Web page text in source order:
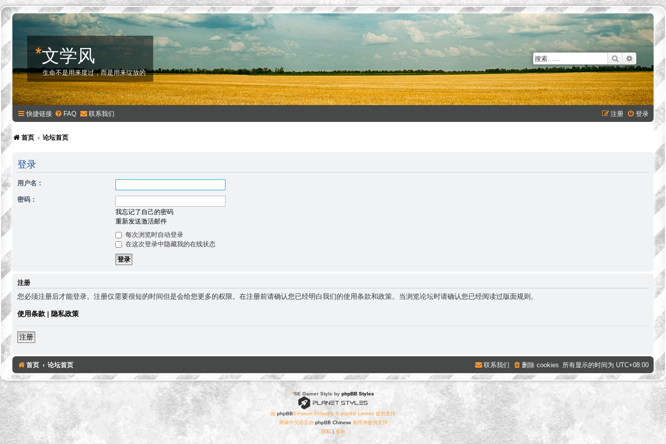
*文学风
生命不是用来度过，而是用来绽放的
搜索
快捷链接 FAQ 联系我们 登录
注册
首页 论坛首页
登录
用户名：
密码：
我忘记了自己的密码
重新发送激活邮件
每次浏览时自动登录
在这次登录中隐藏我的在线状态
注册
您必须注册后才能登录。注册仅需要很短的时间但是会给您更多的权限。在注册前请确认您已经明白我们的使用条款和政策。当浏览论坛时请确认您已经阅读过版面规则。
使用条款 | 隐私政策
注册
首页 论坛首页 所有显示的时间为 UTC+08:00
删除 cookies
联系我们
*SE Gamer Style by phpBB Styles
由 phpBB® Forum Software © phpBB Limited 提供支持
简体中文语言由 phpBB Chinese 制作并提供支持
隐私| 条款